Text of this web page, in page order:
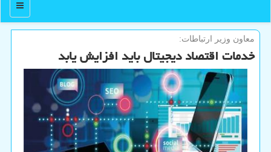
منو
معاون وزیر ارتباطات:
خدمات اقتصاد دیجیتال باید افزایش یابد